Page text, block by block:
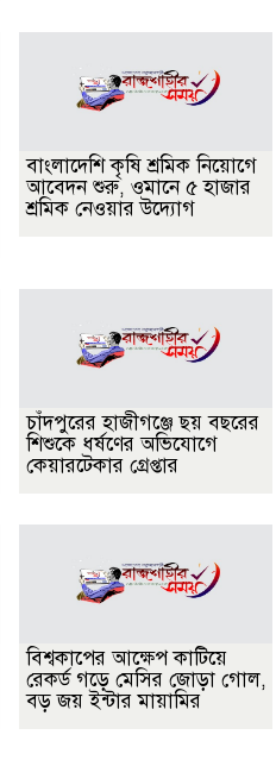
বাংলাদেশি কৃষি শ্রমিক নিয়োগে
আবেদন শুরু, ওমানে ৫ হাজার
শ্রমিক নেওয়ার উদ্যোগ
চাঁদপুরের হাজীগঞ্জে ছয় বছরের
শিশুকে ধর্ষণের অভিযোগে
কেয়ারটেকার গ্রেপ্তার
বিশ্বকাপের আক্ষেপ কাটিয়ে
রেকর্ড গড়ে মেসির জোড়া গোল,
বড় জয় ইন্টার মায়ামির